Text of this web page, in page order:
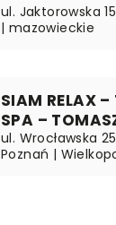
ul. Jaktorowska
| mazowieckie
SIAM RELAX
SPA –
ul. Wrocławska
Poznań |